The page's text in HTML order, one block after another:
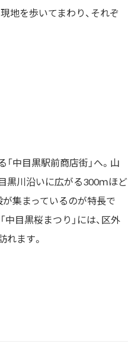
地を歩いてまわり、それぞ
中目黒駅前商店街」へ。山
黒川沿いに広がる300ｍほど
が集まっているのが特長で
中目黒桜まつり」には、区外
れます。